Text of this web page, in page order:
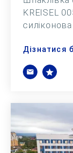
KREISEL
силіконова
Дізнатися